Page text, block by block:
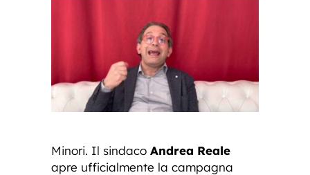
Minori. Il sindaco Andrea Reale
apre ufficialmente la campagna